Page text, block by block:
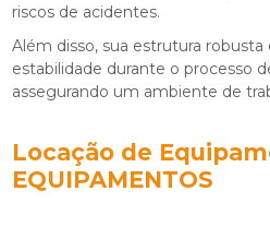
riscos de acidentes.
Além disso, sua estrutura
estabilidade durante o processo
assegurando um ambiente de
Locação de
EQUIPAMENTOS